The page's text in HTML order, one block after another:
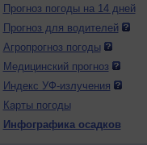
Прогноз погоды на 14 дней
Прогноз для водителей
Агропрогноз погоды
Медицинский прогноз
Индекс УФ-излучения
Карты погоды
Инфографика осадков